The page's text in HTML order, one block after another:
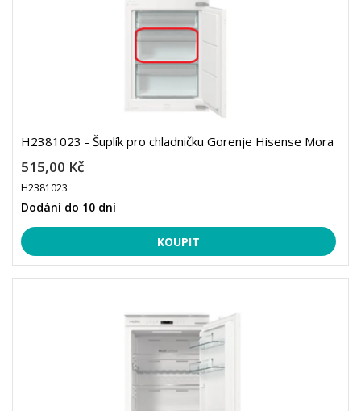
H2381023 - Šuplík pro chladničku Gorenje Hisense Mora
515,00 Kč
H2381023
Dodání do 10 dní